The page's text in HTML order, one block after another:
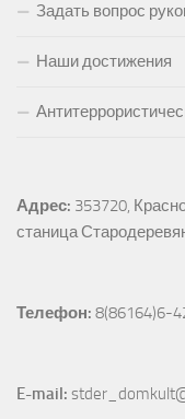
Задать вопрос
Наши достижения
Адрес: 353720,
станица
Телефон: 8(86164)6-
E-mail: